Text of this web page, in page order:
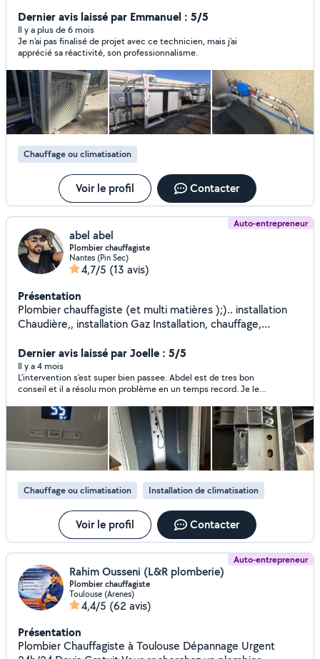
chaleur.
Dernier avis laissé par Emmanuel : 5/5
Il y a plus de 6 mois
Je n’ai pas finalisé de projet avec ce technicien, mais j’ai
apprécié sa réactivité, son professionnalisme.
Chauffage ou climatisation
Voir le profil Contacter
Auto-entrepreneur
abel abel
Plombier chauffagiste
Nantes (Pin Sec)
4,7/5 (13 avis)
Présentation
Plombier chauffagiste (et multi matières );).. installation
Chaudière,, installation Gaz Installation, chauffage,
Dépannage. recherch de panne chaudière à gaz et
entretien annuel. Des embouts chauffage électricité et
serrurier, ouverture, sécurisation.
Dernier avis laissé par Joelle : 5/5
Il y a 4 mois
L'intervention s'est super bien passee. Abdel est de tres bon
conseil et il a résolu mon problème en un temps record. Je le
Chauffage ou climatisation Installation de climatisation
Voir le profil Contacter
Auto-entrepreneur
Rahim Ousseni (L&R plomberie)
Plombier chauffagiste
Toulouse (Arenes)
4,4/5 (62 avis)
Présentation
Plombier Chauffagiste à Toulouse Dépannage Urgent